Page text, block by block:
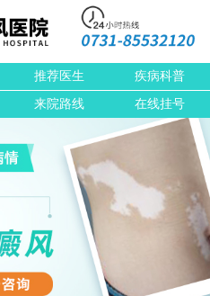
推荐医生 疾病科普
来院路线 在线挂号